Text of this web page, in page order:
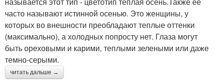
часто называют истинной осенью. Это женщины, у
которых во внешности преобладают теплые оттенки
(максимально), а холодных попросту нет. Глаза могут
быть ореховыми и карими, теплыми зелеными или даже
темно-серыми.
читать дальше →